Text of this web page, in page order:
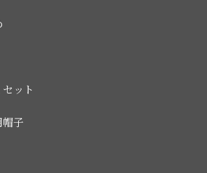
ット
子